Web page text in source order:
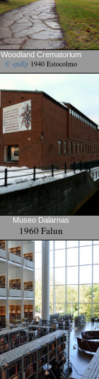
Woodland Crematorium
© epdlp 1940 Estocolmo
Museo Dalarnas
1960 Falun